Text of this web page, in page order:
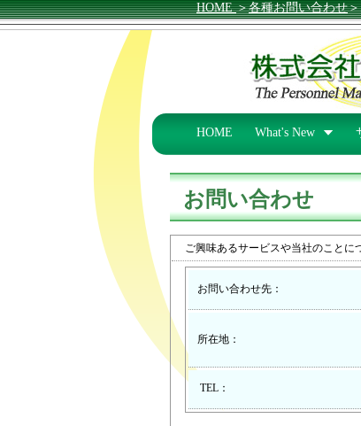
HOME＞各種お問い合わせ
HOME What's New
お問い合わせ
ご興味あるサービスや当社のことに
お問い合わせ先：
所在地：
TEL：